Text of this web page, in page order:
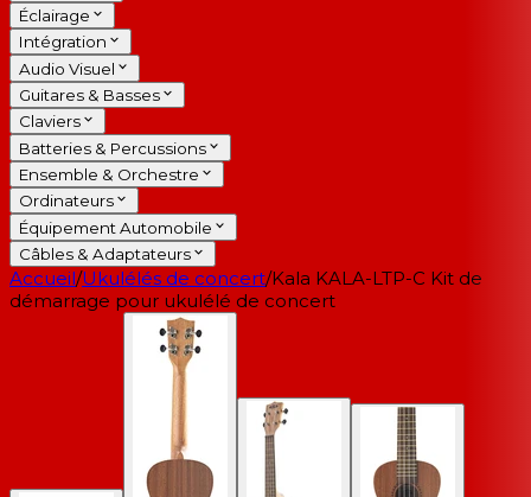
Éclairage
Intégration
Audio Visuel
Guitares & Basses
Claviers
Batteries & Percussions
Ensemble & Orchestre
Ordinateurs
Équipement Automobile
Câbles & Adaptateurs
Accueil/Ukulélés de concert/Kala KALA-LTP-C Kit de
démarrage pour ukulélé de concert